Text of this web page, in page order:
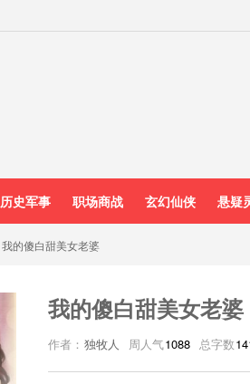
历史军事 职场商战 玄幻仙侠 悬疑
我的傻白甜美女老婆
我的傻白甜美女老婆
作者： 独牧人 周人气1088 总字数